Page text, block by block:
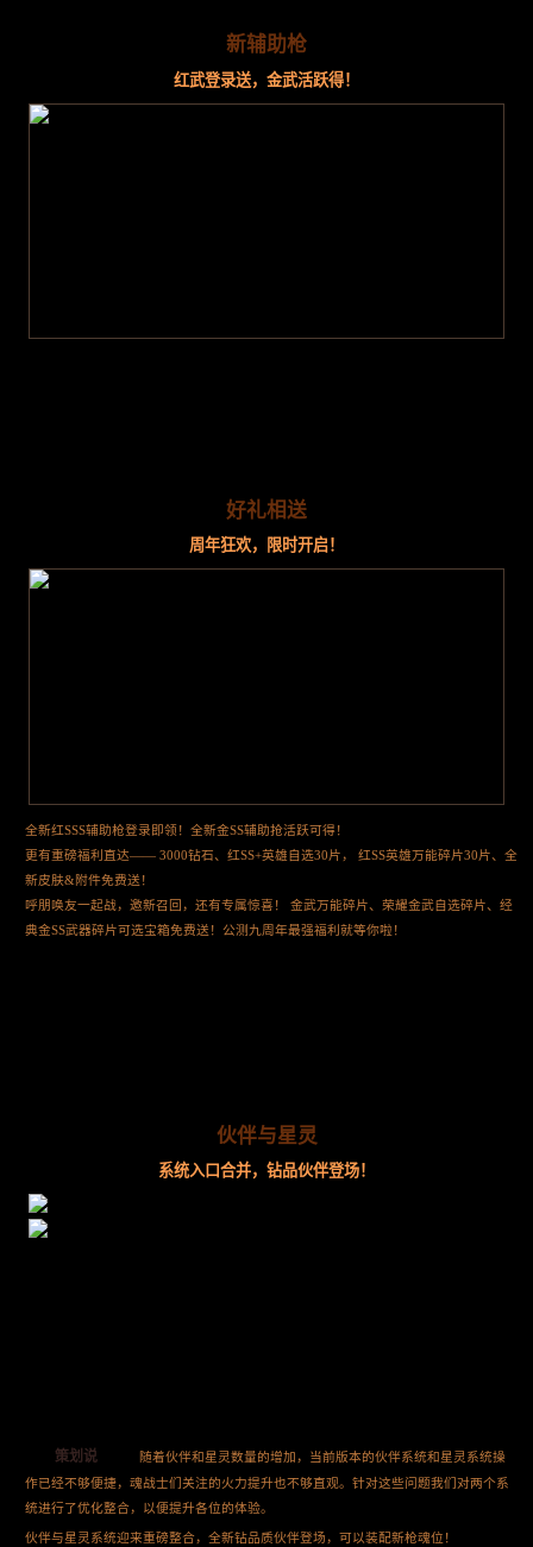
新辅助枪
红武登录送，金武活跃得！
好礼相送
周年狂欢，限时开启！
全新红SSS辅助枪登录即领！全新金SS辅助抢活跃可得！
更有重磅福利直达—— 3000钻石、红SS+英雄自选30片， 红SS英雄万能碎片30片、全
新皮肤&附件免费送！
呼朋唤友一起战，邀新召回，还有专属惊喜！ 金武万能碎片、荣耀金武自选碎片、经
典金SS武器碎片可选宝箱免费送！公测九周年最强福利就等你啦！
伙伴与星灵
系统入口合并，钻品伙伴登场！
策划说
随着伙伴和星灵数量的增加，当前版本的伙伴系统和星灵系统操
作已经不够便捷，魂战士们关注的火力提升也不够直观。针对这些问题我们对两个系
统进行了优化整合，以便提升各位的体验。
伙伴与星灵系统迎来重磅整合，全新钻品质伙伴登场，可以装配新枪魂位！